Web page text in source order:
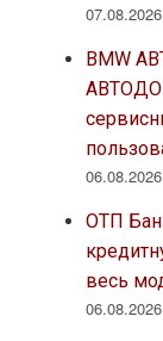
07.08.2026
BMW
06.08.2026
ОТП
весь
06.08.2026